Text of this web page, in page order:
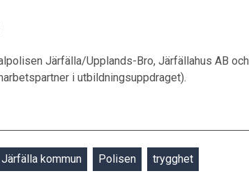
Järfälla/Upplands-Bro, Järfällahus AB och
i utbildningsuppdraget).
Järfälla kommun Polisen trygghet